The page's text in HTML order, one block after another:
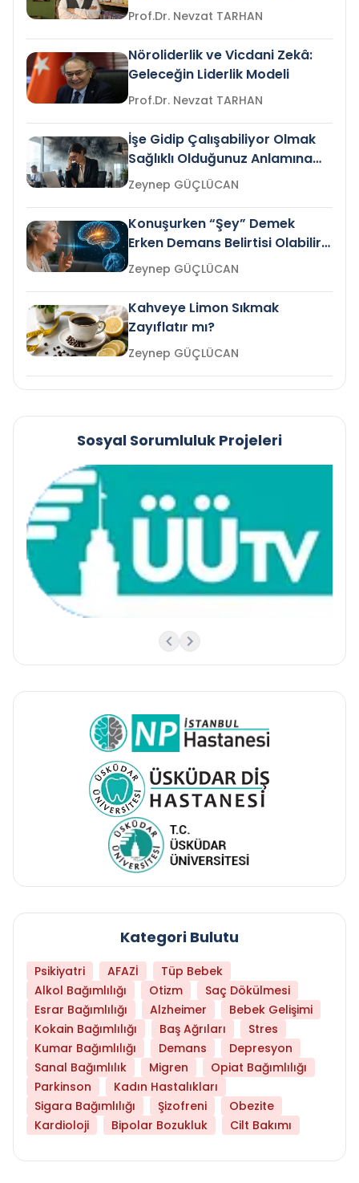
Prof.Dr. Nevzat TARHAN
Nöroliderlik ve Vicdani Zekâ:
Geleceğin Liderlik Modeli
Prof.Dr. Nevzat TARHAN
İşe Gidip Çalışabiliyor Olmak
Sağlıklı Olduğunuz Anlamına
Gelir mi?Zeynep GÜÇLÜCAN
Konuşurken “Şey” Demek
Erken Demans Belirtisi Olabilir
mi?
Zeynep GÜÇLÜCAN
Kahveye Limon Sıkmak
Zayıflatır mı?
Zeynep GÜÇLÜCAN
Sosyal Sorumluluk Projeleri
Kategori Bulutu
Psikiyatri AFAZİ
Tüp Bebek
Alkol Bağımlılığı
Otizm
Saç Dökülmesi
Esrar Bağımlılığı
Alzheimer
Bebek Gelişimi
Kokain Bağımlılığı
Baş Ağrıları
Stres
Kumar Bağımlılığı
Demans
Depresyon
Sanal Bağımlılık
Migren
Opiat Bağımlılığı
Parkinson
Kadın Hastalıkları
Sigara Bağımlılığı
Şizofreni
Obezite
Kardioloji
Bipolar Bozukluk Cilt Bakımı